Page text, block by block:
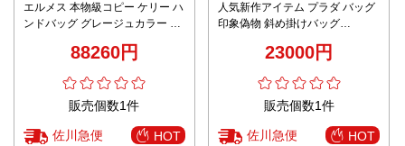
エルメス 本物級コピー ケリー ハ
ンドバッグ グレージュカラー シ
88260円
販売個数1件
佐川急便 HOT
人気新作アイテム プラダ バッグ
印象偽物 斜め掛けバッグ
23000円
販売個数1件
佐川急便 HOT